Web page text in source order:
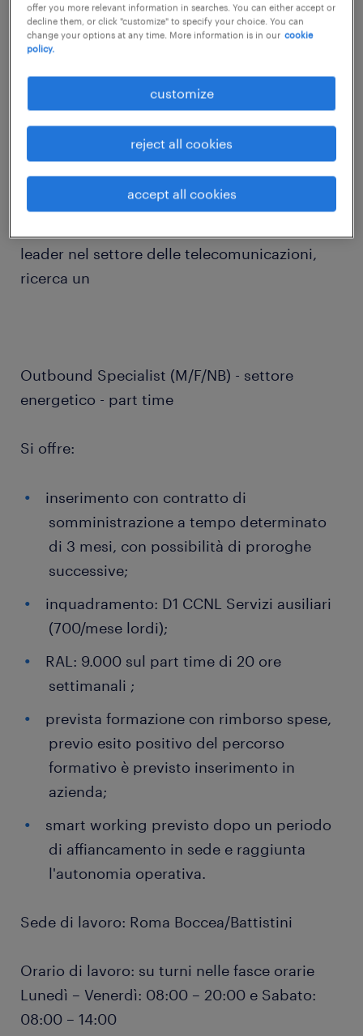
job details
Sei una persona propensa al contatto con il
cliente?
Allora continua a leggere perchè abbiamo la
giusta opportunità per te!
leader nel settore delle telecomunicazioni,
ricerca un
Outbound Specialist (M/F/NB) - settore
energetico - part time
Si offre:
inserimento con contratto di
somministrazione a tempo determinato
di 3 mesi, con possibilità di proroghe
successive;
inquadramento: D1 CCNL Servizi ausiliari
(700/mese lordi);
RAL: 9.000 sul part time di 20 ore
settimanali ;
prevista formazione con rimborso spese,
previo esito positivo del percorso
formativo è previsto inserimento in
azienda;
smart working previsto dopo un periodo
di affiancamento in sede e raggiunta
l'autonomia operativa.
Sede di lavoro: Roma Boccea/Battistini
Orario di lavoro: su turni nelle fasce orarie
Lunedì – Venerdì: 08:00 – 20:00 e Sabato:
08:00 – 14:00
offer you more relevant information in searches. You can either accept or
decline them, or click "customize" to specify your choice. You can
change your options at any time. More information is in our cookie
policy.
customize
reject all cookies
accept all cookies